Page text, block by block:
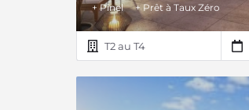
+ Pinel + Prêt à Taux Zéro
T2 au T4